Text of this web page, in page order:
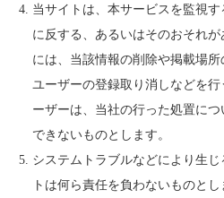
当サイトは、本サービスを監視
に反する、あるいはそのおそれ
には、当該情報の削除や掲載場
ユーザーの登録取り消しなどを
ーザーは、当社の行った処置に
できないものとします。
システムトラブルなどにより生
トは何ら責任を負わないものと